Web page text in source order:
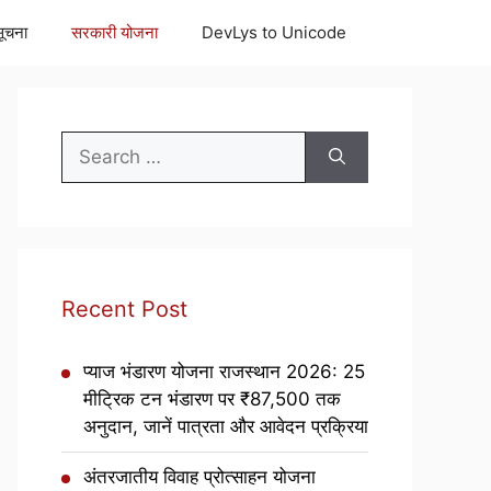
सरकारी योजना DevLys to Unicode
Search
for:
Recent Post
प्याज भंडारण योजना राजस्थान 2026: 25
मीट्रिक टन भंडारण पर ₹87,500 तक
अनुदान, जानें पात्रता और आवेदन प्रक्रिया
अंतरजातीय विवाह प्रोत्साहन योजना